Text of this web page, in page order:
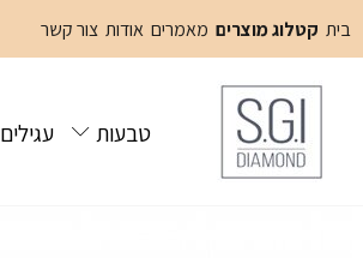
בית קטלוג מוצרים מאמרים אודות צור קשר
טבעות עגילים